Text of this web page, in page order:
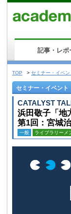
記事・レポ
TOP > セミナー・イベン
セミナー・イベント
CATALYST
浜田敬子「地
第1回：宮城
一般 ライブラリーメ